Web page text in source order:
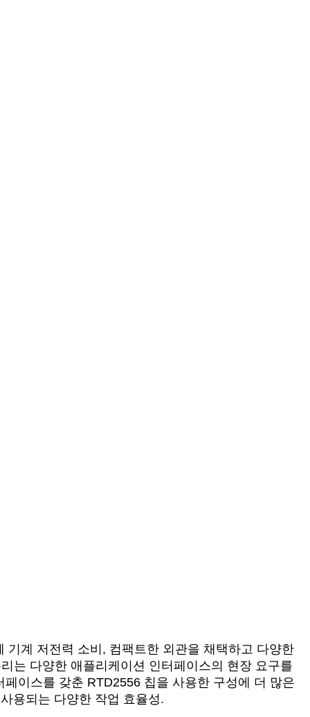
계 저전력 소비, 컴팩트한 외관을 채택하고 다양한
는 다양한 애플리케이션 인터페이스의 현장 요구를
이스를 갖춘 RTD2556 칩을 사용한 구성에 더 많은
용되는 다양한 작업 효율성.